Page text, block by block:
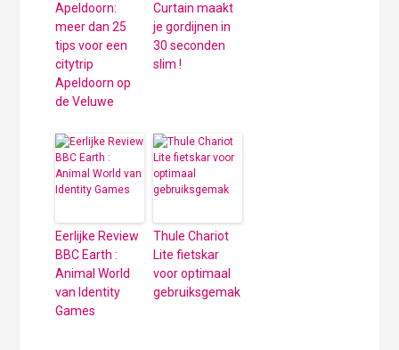
Apeldoorn:
meer dan 25
tips voor een
citytrip
Apeldoorn op
de Veluwe
Curtain maakt
je gordijnen in
30 seconden
slim !
Eerlijke Review
BBC Earth :
Animal World
van Identity
Games
Thule Chariot
Lite fietskar
voor optimaal
gebruiksgemak